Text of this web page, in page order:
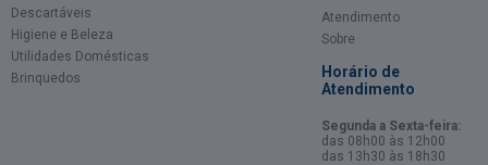
Descartáveis
Higiene e Beleza
Utilidades Domésticas
Brinquedos
Atendimento
Sobre
Horário de
Atendimento
Segunda a Sexta-feira:
das 08h00 às 12h00
das 13h30 às 18h30